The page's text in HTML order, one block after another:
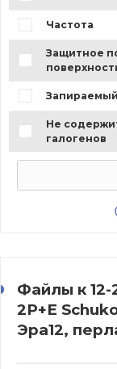
Частота
Защитное
Не
галогенов
Файлы к 12-
2P+E
Эра12,